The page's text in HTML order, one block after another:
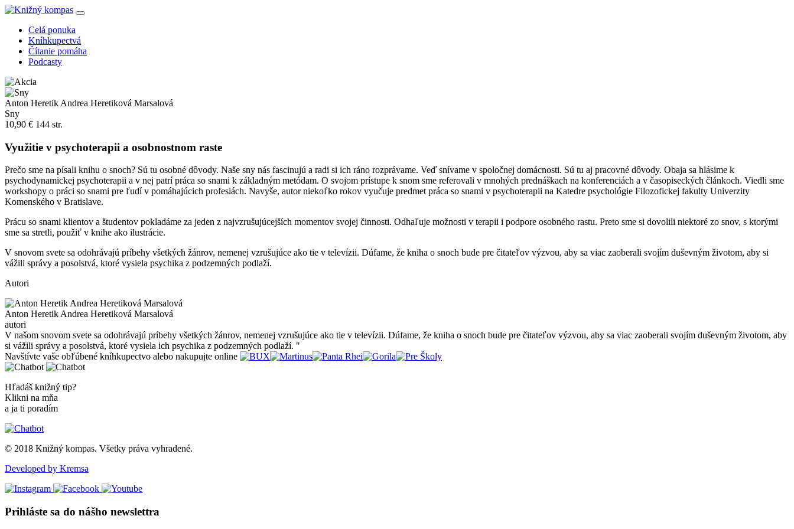
Celá ponuka
Kníhkupectvá
Čítanie pomáha
Podcasty
Anton Heretik Andrea Heretiková Marsalová
Sny
10,90 € 144 str.
Využitie v psychoterapii a osobnostnom raste
Prečo sme na písali knihu o snoch? Sú tu osobné dôvody. Naše sny nás fascinujú a radi si ich ráno rozprávame. Veď snívame v spoločnej domácnosti. Sú tu aj pracovné dôvody. Obaja sa hlásime k
psychodynamickej psychoterapii a v nej patrí práca so snami k základným metódam. O svojom prístupe k snom sme referovali v mnohých prednáškach na konferenciách a v časopiseckých článkoch. Viedli sme
workshopy o práci so snami pre ľudí v pomáhajúcich profesiách. Navyše, autor niekoľko rokov vyučuje predmet práca so snami v psychoterapii na Katedre psychológie Filozofickej fakulty Univerzity
Komenského v Bratislave.
Prácu so snami klientov a študentov pokladáme za jeden z najvzrušujúcejších momentov svojej činnosti. Odhaľuje možnosti v terapii i podpore osobného rastu. Preto sme si dovolili niektoré zo snov, s ktorými
sme sa stretli, použiť v knihe ako ilustrácie.
V snovom svete sa odohrávajú príbehy všetkých žánrov, nemenej vzrušujúce ako tie v televízii. Dúfame, že kniha o snoch bude pre čitateľov výzvou, aby sa viac zaoberali svojím duševným životom, aby si
vážili správy a posolstvá, ktoré vysiela psychika z podzemných podlaží.
Autori
Anton Heretik Andrea Heretiková Marsalová
autori
V našom snovom svete sa odohrávajú príbehy všetkých žánrov, nemenej vzrušujúce ako tie v televízii. Dúfame, že kniha o snoch bude pre čitateľov výzvou, aby sa viac zaoberali svojím duševným životom, aby
si vážili správy a posolstvá, ktoré vysiela ich psychika z podzemných podlaží. "
Navštívte vaše obľúbené kníhkupectvo alebo nakupujte online
Hľadáš knižný tip?
Klikni na mňa
a ja ti poradím
© 2018 Knižný kompas. Všetky práva vyhradené.
Developed by Kremsa
Prihláste sa do nášho newslettra